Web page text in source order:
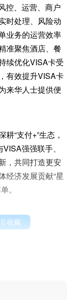
控、运营、商户
时处理、风险动
业务的运营效率
准聚焦酒店、餐
续优化VISA卡受
有效提升VISA卡
来华人士提供便
“支付+”生态，
强强联手、
，共同打造更安
经济发展贡献“星
。
 收藏